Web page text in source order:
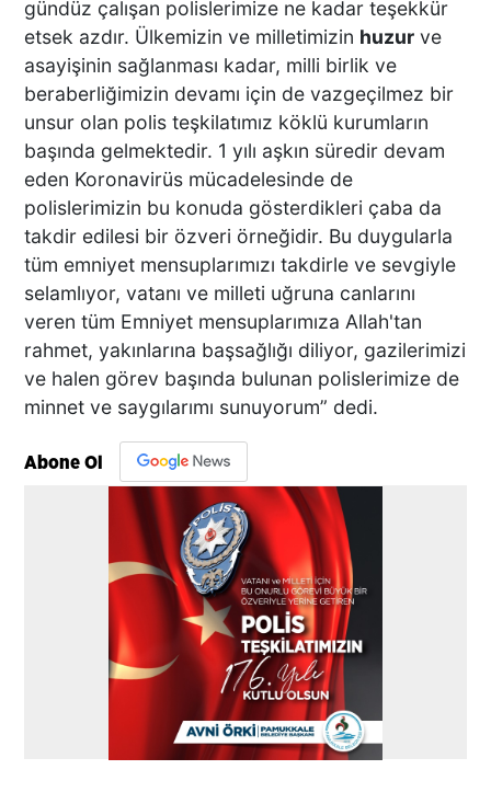
gündüz çalışan polislerimize ne kadar teşekkür
etsek azdır. Ülkemizin ve milletimizin huzur ve
asayişinin sağlanması kadar, milli birlik ve
beraberliğimizin devamı için de vazgeçilmez bir
unsur olan polis teşkilatımız köklü kurumların
başında gelmektedir. 1 yılı aşkın süredir devam
eden Koronavirüs mücadelesinde de
polislerimizin bu konuda gösterdikleri çaba da
takdir edilesi bir özveri örneğidir. Bu duygularla
tüm emniyet mensuplarımızı takdirle ve sevgiyle
selamlıyor, vatanı ve milleti uğruna canlarını
veren tüm Emniyet mensuplarımıza Allah'tan
rahmet, yakınlarına başsağlığı diliyor, gazilerimizi
ve halen görev başında bulunan polislerimize de
minnet ve saygılarımı sunuyorum” dedi.
Abone Ol